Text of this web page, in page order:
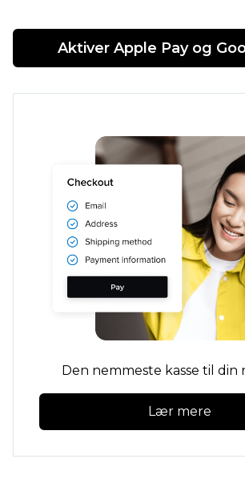
Aktiver Apple Pay og
Den nemmeste kasse til
Lær mere